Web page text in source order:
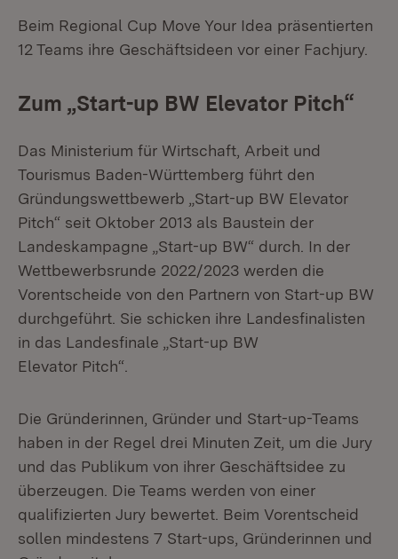
Beim Regional Cup Move Your Idea präsentierten
12 Teams ihre Geschäftsideen vor einer Fachjury.
Zum „Start-up BW Elevator Pitch“
Das Ministerium für Wirtschaft, Arbeit und
Tourismus Baden-Württemberg führt den
Gründungswettbewerb „Start-up BW Elevator
Pitch“ seit Oktober 2013 als Baustein der
Landeskampagne „Start-up BW“ durch. In der
Wettbewerbsrunde 2022/2023 werden die
Vorentscheide von den Partnern von Start-up BW
durchgeführt. Sie schicken ihre Landesfinalisten
in das Landesfinale „Start-up BW
Elevator Pitch“.
Die Gründerinnen, Gründer und Start-up-Teams
haben in der Regel drei Minuten Zeit, um die Jury
und das Publikum von ihrer Geschäftsidee zu
überzeugen. Die Teams werden von einer
qualifizierten Jury bewertet. Beim Vorentscheid
sollen mindestens 7 Start-ups, Gründerinnen und